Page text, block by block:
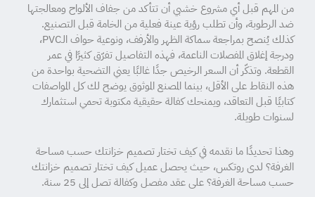
من المهم قبل أي مشروع خشبي أن تتأكد من جفاف الألواح ومعالجتها
ضد الرطوبة، وأن تطلب رؤية عينة فعلية من الخامة قبل التصنيع.
كذلك يُنصح بمراجعة سماكة الظهر والأرفف، ونوعية حواف الـPVC،
ودرجة إغلاق المفصلات الناعمة، فهذه التفاصيل تفرّق كثيرًا في عمر
القطعة. وتذكّر أن السعر الرخيص جدًا غالبًا يعني التضحية بواحدة من
هذه النقاط على الأقل، بينما المصنع الموثوق يوضح لك كل المواصفات
كتابيًا قبل التعاقد، ويمنحك كفالة حقيقية مكتوبة تحمي استثمارك
لسنوات طويلة.
وهذا تحديدًا ما نقدمه في كيف تختار تصميم خزانتك حسب مساحة
الغرفة؟ لدى روتكس، حيث يحصل عميل كيف تختار تصميم خزانتك
حسب مساحة الغرفة؟ على عقد مفصل وكفالة تصل إلى 25 سنة.